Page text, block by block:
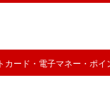
カード・電子マネー・ポイ